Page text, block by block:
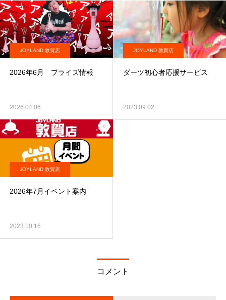
JOYLAND 敦賀店
2026年6月 プライズ情報
2026.04.06
JOYLAND 敦賀店
ダーツ初心者応援サービス
2023.09.02
JOYLAND 敦賀店
2026年7月イベント案内
2023.10.16
コメント